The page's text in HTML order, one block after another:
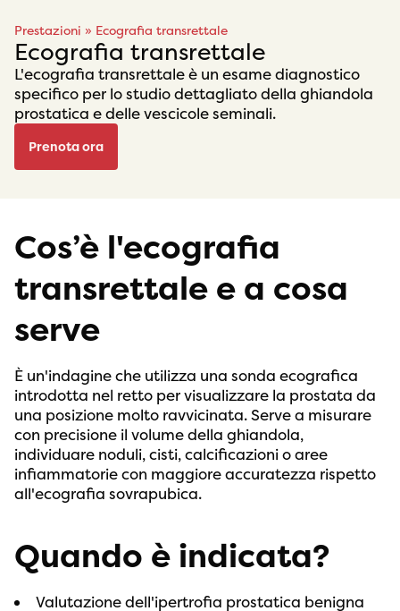
Prestazioni » Ecografia transrettale
Ecografia transrettale
L'ecografia transrettale è un esame diagnostico
specifico per lo studio dettagliato della ghiandola
prostatica e delle vescicole seminali.
Prenota ora
Cos’è l'ecografia
transrettale e a cosa
serve
È un'indagine che utilizza una sonda ecografica
introdotta nel retto per visualizzare la prostata da
una posizione molto ravvicinata. Serve a misurare
con precisione il volume della ghiandola,
individuare noduli, cisti, calcificazioni o aree
infiammatorie con maggiore accuratezza rispetto
all'ecografia sovrapubica.
Quando è indicata?
Valutazione dell'ipertrofia prostatica benigna